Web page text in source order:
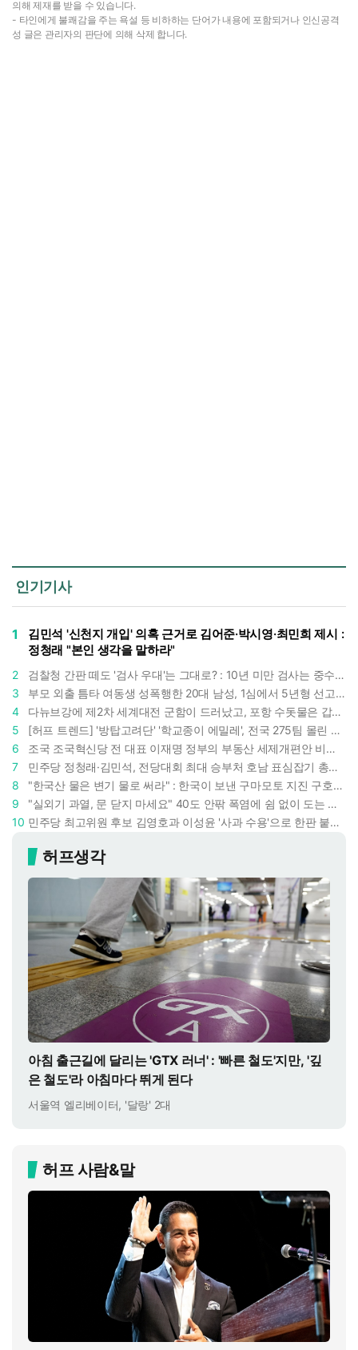
의해 제재를 받을 수 있습니다.
- 타인에게 불쾌감을 주는 욕설 등 비하하는 단어가 내용에 포함되거나 인신공격
성 글은 관리자의 판단에 의해 삭제 합니다.
인기기사
1
김민석 '신천지 개입' 의혹 근거로 김어준·박시영·최민희 제시 :
정청래 "본인 생각을 말하라"
2
검찰청 간판 떼도 '검사 우대'는 그대로? : 10년 미만 검사는 중수청 4급 수사관으로 직행한다
3
부모 외출 틈타 여동생 성폭행한 20대 남성, 1심에서 5년형 선고 : 친족 간 '암수범죄'의 심각성
4
다뉴브강에 제2차 세계대전 군함이 드러났고, 포항 수돗물은 갑자기 짜졌다 : 폭염·가뭄이 만든 낯선 풍경
5
[허프 트렌드] '방탑고려단' '학교종이 에밀레', 전국 275팀 몰린 2026년 국립중앙박물관 분장대회 : 숨은 실력자들 나온다
6
조국 조국혁신당 전 대표 이재명 정부의 부동산 세제개편안 비판했다 : '공공주택 대전환' 촉구
7
민주당 정청래·김민석, 전당대회 최대 승부처 호남 표심잡기 총력 : 격차 10%p 안이냐, 밖이냐
8
"한국산 물은 변기 물로 써라" : 한국이 보낸 구마모토 지진 구호품에 한 일본인이 보인 반응
9
"실외기 과열, 문 닫지 마세요" 40도 안팎 폭염에 쉼 없이 도는 에어컨 : 화재 위험 경고등!
10
민주당 최고위원 후보 김영호과 이성윤 '사과 수용'으로 한판 붙었다 : 난데없이 "검사주의자"
허프생각
아침 출근길에 달리는 'GTX 러너' : '빠른 철도'지만, '깊
은 철도'라 아침마다 뛰게 된다
서울역 엘리베이터, '달랑' 2대
허프 사람&말